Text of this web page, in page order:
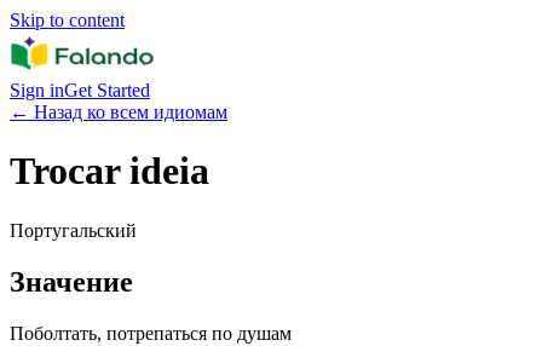
Skip to content
Sign inGet Started
← Назад ко всем идиомам
Trocar ideia
Португальский
Значение
Поболтать, потрепаться по душам